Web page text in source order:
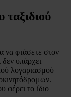
ταξιδιού
να φτάσετε στον
υπάρχει
λογαριασμού
φέρει το ίδιο